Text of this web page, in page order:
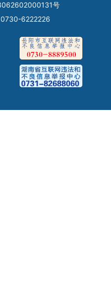
号
0730-6222226